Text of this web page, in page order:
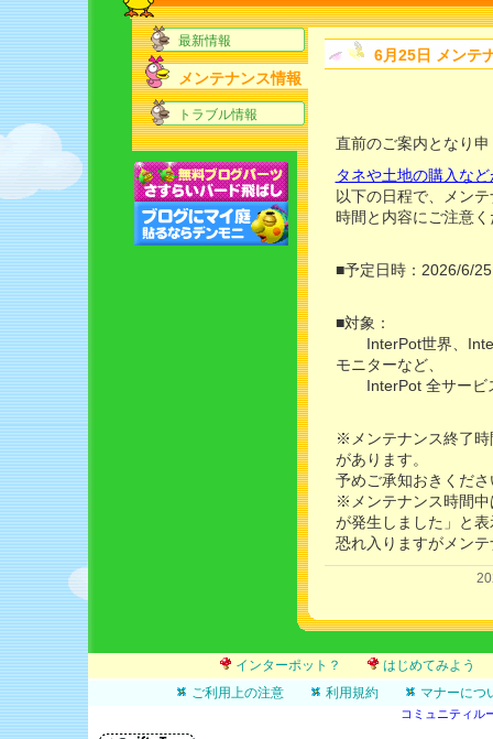
6月25日 メンテ
直前のご案内となり
タネや土地の購入な
以下の日程で、メン
時間と内容にご注意
■予定日時：2026/6/
■対象：
InterPot世界、
モニターなど、
InterPot 全サービ
※メンテナンス終了時
があります。
予めご承知おきくださ
※メンテナンス時間
が発生しました」と
恐れ入りますがメン
最新情報
メンテナンス情報
トラブル情報
インターポット？
はじめてみよう
ご利用上の注意
利用規約 マナーにつ
コミュニティル